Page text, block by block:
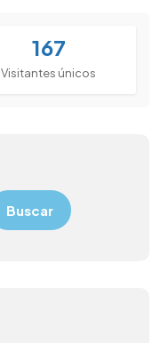
167
Visitantes únicos
Buscar